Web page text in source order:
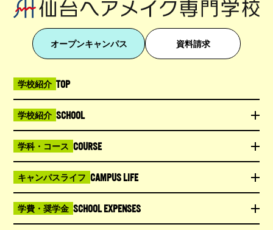
オープンキャンパス 資料請求
学校紹介 TOP
学校紹介 SCHOOL
学科・コース COURSE
キャンパスライフ CAMPUS LIFE
学費・奨学金 SCHOOL EXPENSES